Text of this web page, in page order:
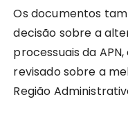
Os documentos
decisão sobre a
processuais da
revisado sobre a
Região